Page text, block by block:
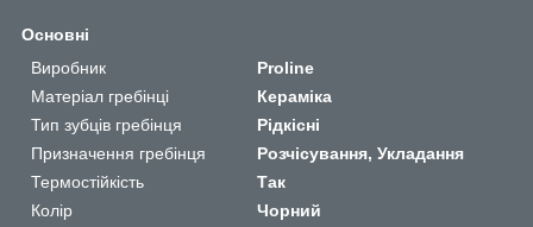
Основні
Виробник
Proline
Матеріал гребінці
Кераміка
Тип зубців гребінця
Рідкісні
Призначення гребінця
Розчісування, Укладання
Термостійкість
Так
Колір
Чорний